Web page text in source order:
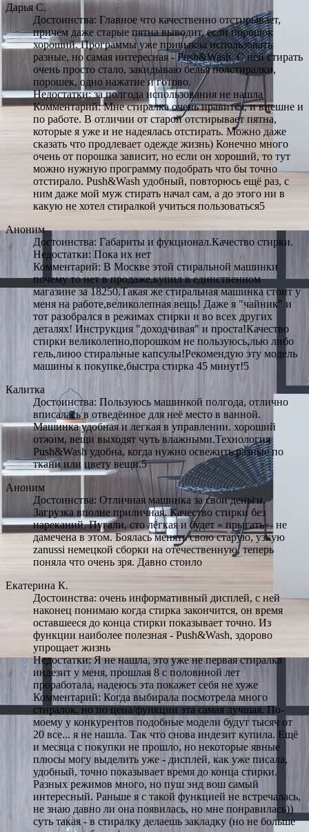
Дарья С.
Достоинства: Главное что качественно отстирывает,
причем даже старые пятна выводит, если порошок
хороший. Программы уже привыкла использовать
разные, но самая интересная - Push&Wash. С ней стирать
очень просто стало, закидываю белья полстиралки,
порошек, одно нажатие и готово.
Недостатки: за полгода использования не нашла
Комментарий: Мне стиралка очень нравится, и внешне и
по работе. В отличии от старой отстирывает пятна,
которые я уже и не надеялась отстирать. Можно даже
сказать что продлевает одежде жизнь) Конечно много
очень от порошка зависит, но если он хороший, то тут
можно нужную программу подобрать что бы точно
отстирало. Push&Wash удобный, повторюсь ещё раз, с
ним даже мой муж стирать начал сам, а до этого ни в
какую не хотел стиралкой учиться пользоваться5
Аноним
Достоинства: Габариты и фукционал.Качество стирки.
Недостатки: Пока их нет
Комментарий: В Москве этой стиральной машинки
почему то нет в продаже,купил в единственном
магазине за 18250.Такая же стиральная машинка стоит у
меня на работе,великолепная вещь! Даже я "чайник" и
тот разобрался в режимах стирки и во всех других
деталях! Инструкция "доходчивая" и проста!Качество
стирки великолепно,порошком не пользуюсь,лью либо
гель,лиюо стиральные капсулы!Рекомендую эту модель
машины к покупке,быстра стирка 45 минут!5
Калитка
Достоинства: Пользуюсь машинкой полгода, отлично
вписалась в отведённое для неё место в ванной.
Машинка удобная и легкая в управлении. хороший
отжим, вещи выходят чуть влажными.Технология
Push&Wash удобна, когда нужно освежить разные по
ткани или цвету вещи.5
Аноним
Достоинства: Отличная машинка за свои деньги.
Загрузка вполне приличная. Качество стирки без
нареканий. Пугали, сто лёгкая и будет « прыгать»- не
дамечена в этом. Боялась менять свою старую, узкую
zanussi немецкой сборки на отечественную, теперь
поняла что очень зря. Давно стоило
Екатерина К.
Достоинства: очень информативный дисплей, с ней
наконец понимаю когда стирка закончится, он время
оставшееся до конца стирки показывает точно. Из
функции наиболее полезная - Push&Wash, здорово
упрощает жизнь
Недостатки: Я не нашла, это уже не первая стиралка
индезит у меня, прошлая 8 с половиной лет
проработала, надеюсь эта покажет себя не хуже
Комментарий: Когда выбирала посмотрела много
стиралок, но по цена/функции эта самая лучшая. По-
моему у конкурентов подобные модели будут тысяч от
20 все... я не нашла. Так что снова индезит купила. Ещё
и месяца с покупки не прошло, но некоторые явные
плюсы могу выделить уже - дисплей, как уже писала,
удобный, точно показывает время до конца стирки.
Разных режимов много, но пуш энд вош самый
интересный. Раньше я с такой функцией не встречалась,
не знаю давно ли она появилась, но мне понравилась))
суть такая - в стиралку делаешь закладку (но не больше